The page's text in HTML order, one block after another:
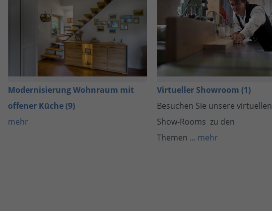
Modernisierung Wohnraum mit
offener Küche (9)
mehr
Virtueller Showroom (1)
Besuchen Sie unsere virtuellen
Show-Rooms zu den
Themen ... mehr